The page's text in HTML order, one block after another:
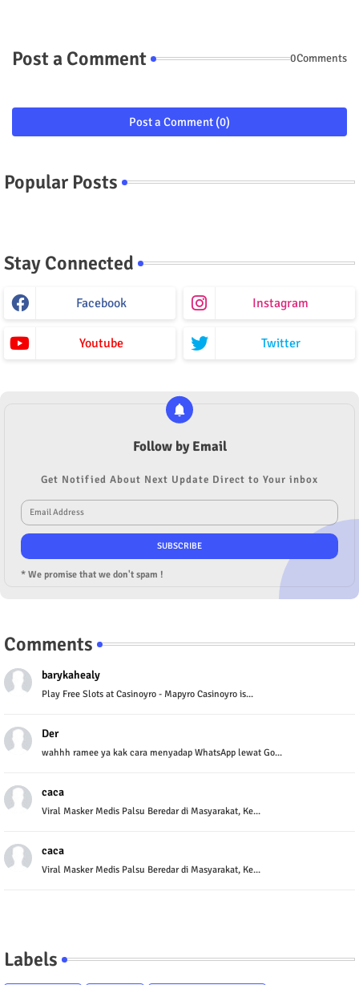
Post a Comment 0Comments
Post a Comment (0)
Popular Posts
Stay Connected
Facebook Instagram
Youtube Twitter
Follow by Email
Get Notified About Next Update Direct to Your inbox
* We promise that we don't spam !
Comments
barykahealy
Play Free Slots at Casinoyro - Mapyro Casinoyro is...
Der
wahhh ramee ya kak cara menyadap WhatsApp lewat Go...
caca
Viral Masker Medis Palsu Beredar di Masyarakat, Ke...
caca
Viral Masker Medis Palsu Beredar di Masyarakat, Ke...
Labels